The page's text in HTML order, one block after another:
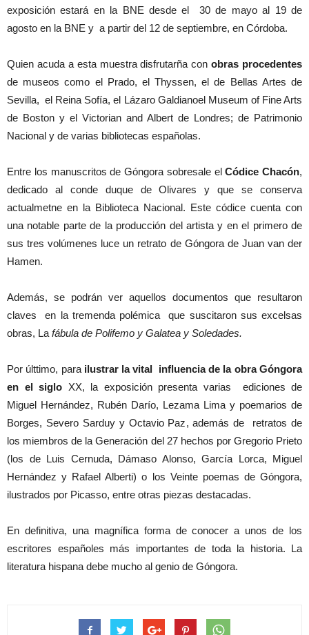
exposición estará en la BNE desde el 30 de mayo al 19 de
agosto en la BNE y a partir del 12 de septiembre, en Córdoba.
Quien acuda a esta muestra disfrutarña conobras procedentes
de museos como el Prado, el Thyssen, el de Bellas Artes de
Sevilla, el Reina Sofía, el Lázaro Galdianoel Museum of Fine Arts
de Boston y el Victorian and Albert de Londres; de Patrimonio
Nacional y de varias bibliotecas españolas.
Entre los manuscritos de Góngora sobresale elCódice Chacón,
dedicado al conde duque de Olivares y que se conserva
actualmetne en la Biblioteca Nacional. Este códice cuenta con
una notable parte de la producción del artista y en el primero de
sus tres volúmenes luce un retrato de Góngora de Juan van der
Hamen.
Además, se podrán ver aquellos documentos que resultaron
claves en la tremenda polémica que suscitaron sus excelsas
obras, La fábula de Polifemo y Galatea y Soledades.
Por últtimo, para ilustrar la vital influencia de la obra Góngora
en el siglo XX, la exposición presenta varias ediciones de
Miguel Hernández, Rubén Darío, Lezama Lima y poemarios de
Borges, Severo Sarduy y Octavio Paz, además de retratos de
los miembros de la Generación del 27 hechos por Gregorio Prieto
(los de Luis Cernuda, Dámaso Alonso, García Lorca, Miguel
Hernández y Rafael Alberti) o los Veinte poemas de Góngora,
ilustrados por Picasso, entre otras piezas destacadas.
En definitiva, una magnífica forma de conocer a unos de los
escritores españoles más importantes de toda la historia. La
literatura hispana debe mucho al genio de Góngora.